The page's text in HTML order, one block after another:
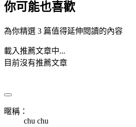
你可能也喜歡
為你精選 3 篇值得延伸閱讀的內容
載入推薦文章中...
目前沒有推薦文章
暱稱：
chu chu